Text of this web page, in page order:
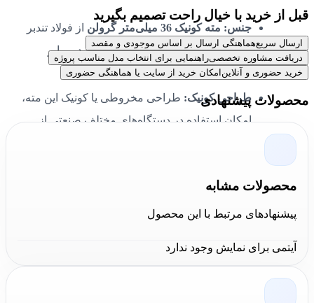
جنس: مته کونیک 36 میلی‌متر گرولن
از فولاد تندبر
(HSS) ساخته شده که مقاومت بالایی در برابر
سایش و حرارت دارد.
طراحی کونیک: طراحی مخروطی یا کونیک این مته،
امکان استفاده در دستگاه‌های مختلف صنعتی از
زاویه نوک:
و کاهش فشار به سطح کار ایده‌آل است.
قبل از خرید با خیال راحت تصمیم بگیرید
ارسال سریعهماهنگی ارسال بر اساس موجودی و مقصد
دریافت مشاوره تخصصیراهنمایی برای انتخاب مدل مناسب پروژه
خرید حضوری و آنلاین امکان خرید از سایت یا هماهنگی حضوری
محصولات پیشنهادی
محصولات مشابه
پیشنهادهای مرتبط با این محصول
آیتمی برای نمایش وجود ندارد